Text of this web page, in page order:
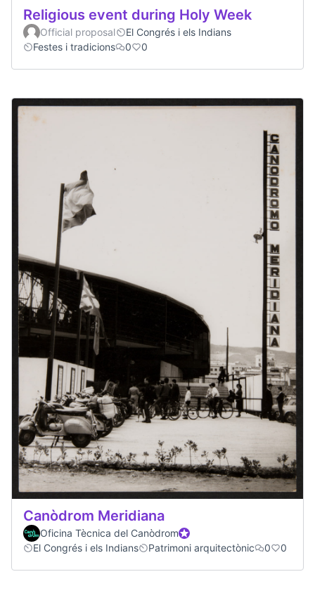
Religious event during Holy Week
Official proposal
El Congrés i els Indians
Festes i tradicions
0 0
Canòdrom Meridiana
Oficina Tècnica del CanòdromOfficial participant
El Congrés i els Indians
Patrimoni arquitectònic 0 0